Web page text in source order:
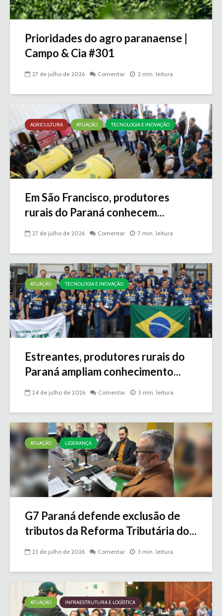
Prioridades do agro paranaense |
Campo & Cia #301
27 de julho de 2026 Comentar 2 min. leitura
AGRICULTURA ATUAÇÃO TECNOLOGIA E INOVAÇÃO
Em São Francisco, produtores
rurais do Paraná conhecem...
27 de julho de 2026 Comentar 7 min. leitura
ATUAÇÃO TECNOLOGIA E INOVAÇÃO
Estreantes, produtores rurais do
Paraná ampliam conhecimento...
24 de julho de 2026 Comentar 3 min. leitura
ATUAÇÃO LIDERANÇA
G7 Paraná defende exclusão de
tributos da Reforma Tributária do...
23 de julho de 2026 Comentar 3 min. leitura
ATUAÇÃO INFRAESTRUTURA E LOGÍSTICA